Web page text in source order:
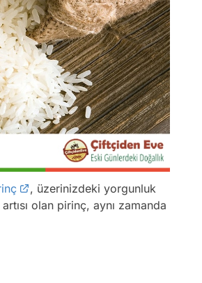
, üzerinizdeki yorgunluk
olan pirinç, aynı zamanda